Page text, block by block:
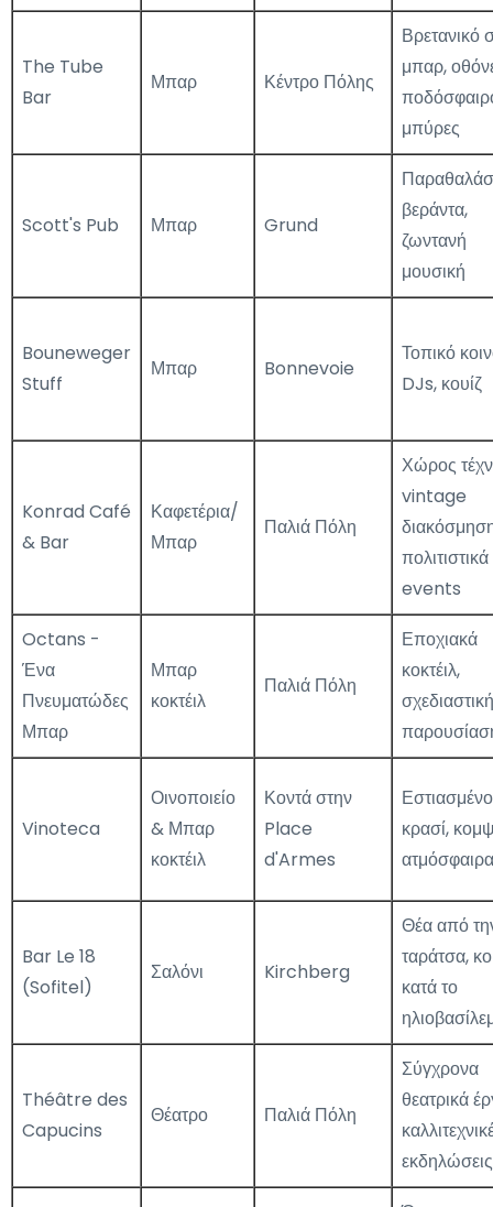
The Tube
Bar
Μπαρ Κέντρο Πόλης
Βρετανικό
μπαρ,
μπύρες
Scott's Pub Μπαρ Grund
βεράντα,
ζωντανή
μουσική
Bouneweger
Stuff
Μπαρ Bonnevoie
Τοπικό
DJs, κουίζ
Konrad Café
& Bar
Καφετέρια/
Μπαρ
Παλιά Πόλη
Χώρος
vintage
πολιτιστικά
events
Octans -
Ένα
Πνευματώδες
Μπαρ
Μπαρ
κοκτέιλ
Παλιά Πόλη
Εποχιακά
κοκτέιλ,
σχεδιαστική
Vinoteca
Οινοποιείο
& Μπαρ
κοκτέιλ
Κοντά στην
Place
d'Armes
κρασί,
ατμόσφαιρα
Bar Le 18
(Sofitel)
Σαλόνι Kirchberg
Θέα από
ταράτσα,
κατά το
Théâtre des
Capucins
Θέατρο Παλιά Πόλη
Σύγχρονα
θεατρικά
εκδηλώσεις